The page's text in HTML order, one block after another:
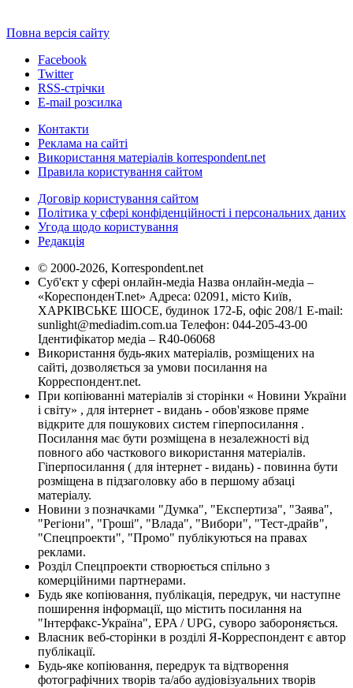
Повна версія сайту
Facebook
Twitter
RSS-стрічки
E-mail розсилка
Контакти
Реклама на сайті
Використання матеріалів korrespondent.net
Правила користування сайтом
Договір користування сайтом
Політика у сфері конфіденційності і персональних даних
Угода щодо користування
Редакція
© 2000-2026, Korrespondent.net
Суб'єкт у сфері онлайн-медіа Назва онлайн-медіа –
«КореспонденТ.net» Адреса: 02091, місто Київ,
ХАРКІВСЬКЕ ШОСЕ, будинок 172-Б, офіс 208/1 E-mail:
sunlight@mediadim.com.ua Телефон: 044-205-43-00
Ідентифікатор медіа – R40-06068
Використання будь-яких матеріалів, розміщених на
сайті, дозволяється за умови посилання на
Корреспондент.net.
При копіюванні матеріалів зі сторінки « Новини України
і світу» , для інтернет - видань - обов'язкове пряме
відкрите для пошукових систем гіперпосилання .
Посилання має бути розміщена в незалежності від
повного або часткового використання матеріалів.
Гіперпосилання ( для інтернет - видань) - повинна бути
розміщена в підзаголовку або в першому абзаці
матеріалу.
Новини з позначками "Думка", "Експертиза", "Заява",
"Регіони", "Гроші", "Влада", "Вибори", "Тест-драйв",
"Спецпроекти", "Промо" публікуються на правах
реклами.
Розділ Спецпроекти створюється спільно з
комерційними партнерами.
Будь яке копіювання, публікація, передрук, чи наступне
поширення інформації, що містить посилання на
"Інтерфакс-Україна", EPA / UPG, суворо забороняється.
Власник веб-сторінки в розділі Я-Корреспондент є автор
публікації.
Будь-яке копіювання, передрук та відтворення
фотографічних творів та/або аудіовізуальних творів